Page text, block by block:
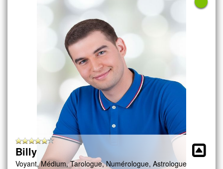
Billy
Voyant, Médium, Tarologue, Numérologue, Astrologue